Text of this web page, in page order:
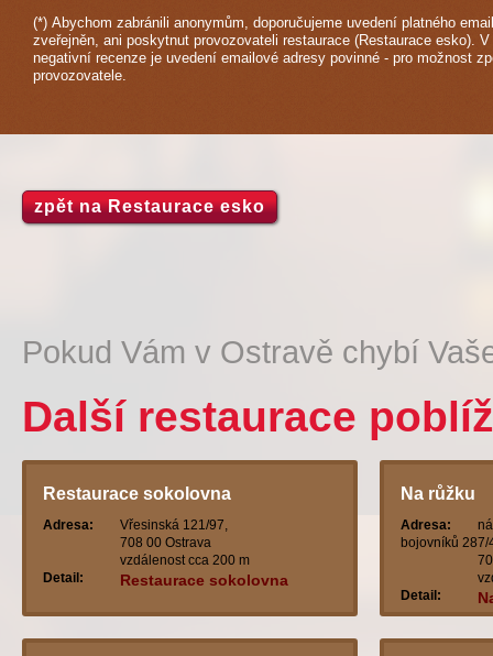
(*) Abychom zabránili anonymům, doporučujeme uvedení platného
zveřejněn, ani poskytnut provozovateli restaurace (Restaurace esko).
negativní recenze je uvedení emailové adresy povinné - pro možnost
provozovatele.
zpět na Restaurace esko
Pokud Vám v Ostravě chybí
Další restaurace
Restaurace sokolovna
Adresa:
Vřesinská 121/97,
708 00 Ostrava
vzdálenost cca 200 m
Detail:
Restaurace sokolovna
Na růžku
Adresa:
bojovníků 287/
Detail: